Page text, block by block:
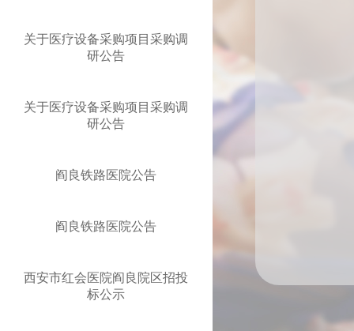
关于医疗设备采购项目采购调
研公告
关于医疗设备采购项目采购调
研公告
阎良铁路医院公告
阎良铁路医院公告
西安市红会医院阎良院区招投
标公示